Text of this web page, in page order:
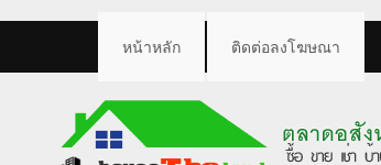
หน้าหลัก ติดต่อลงโฆษณา